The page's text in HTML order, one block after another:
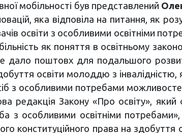
мобільності був представлений
яка відповіла на питання, як
освіти з особливими освітніми
як поняття в освітньому
дало поштовх для подальшого
освіти молоддю з
з особливими потребами
редакція Закону «Про освіту»,
з особливими освітніми
конституційного права на